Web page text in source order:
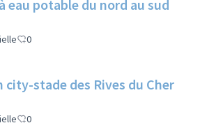
eau potable du nord au sud
0
city-stade des Rives du Cher
0